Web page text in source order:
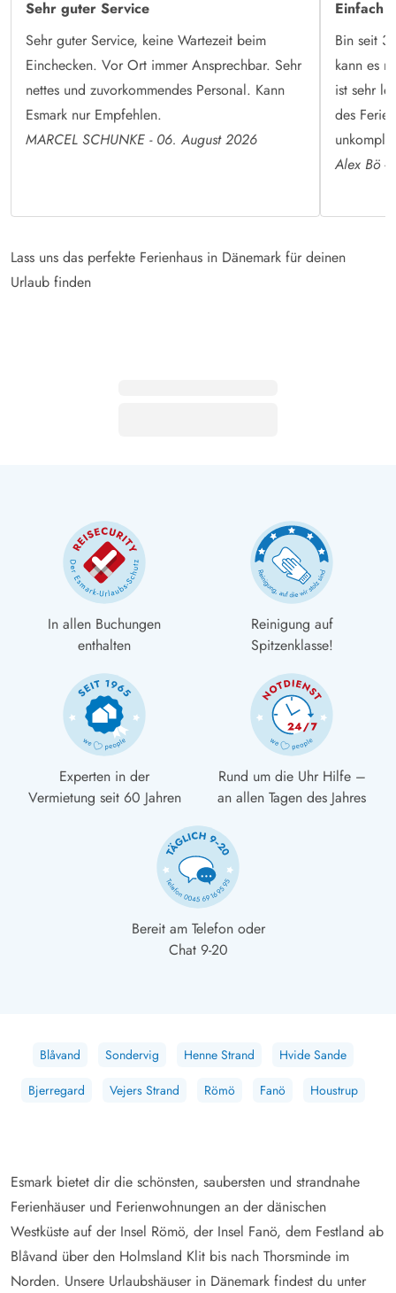
Sehr guter Service
Sehr guter Service, keine Wartezeit beim
Einchecken. Vor Ort immer Ansprechbar. Sehr
nettes und zuvorkommendes Personal. Kann
Esmark nur Empfehlen.
MARCEL SCHUNKE - 06. August 2026
Einfach
Bin seit 3
kann es
ist sehr
des
Alex Bö -
Lass uns das perfekte Ferienhaus in Dänemark für deinen
Urlaub finden
In allen Buchungen
enthalten
Reinigung auf
Spitzenklasse!
Experten in der
Vermietung seit 60 Jahren
Rund um die Uhr Hilfe –
an allen Tagen des Jahres
Bereit am Telefon oder
Chat 9-20
Blåvand Sondervig Henne Strand
Hvide Sande
Bjerregard
Vejers Strand Römö Fanö Houstrup
Esmark bietet dir die schönsten, saubersten und strandnahe
Ferienhäuser und Ferienwohnungen an der dänischen
Westküste auf der Insel Römö, der Insel Fanö, dem Festland ab
Blåvand über den Holmsland Klit bis nach Thorsminde im
Norden. Unsere Urlaubshäuser in Dänemark findest du unter